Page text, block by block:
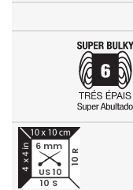
10 S
10 R
6 mm
US 10